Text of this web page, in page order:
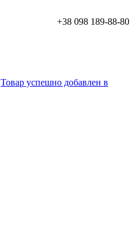
+38 098 189-88-80
Товар успешно добавлен в